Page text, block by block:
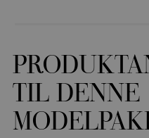
TIL DENNE